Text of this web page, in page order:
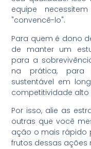
equipe
"convencê-lo".
Para quem é dono
de manter um
para a
na prática, para
sustentável em
competitividade
Por isso, alie as
outras que você
ação o mais rápido
frutos dessas ações